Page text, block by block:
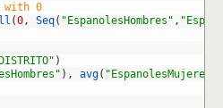
0
(0, Seq( "EspanolesHombres" ,
)
) , avg( "EspanolesMujeres"